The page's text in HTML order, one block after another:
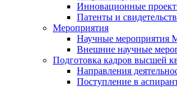
Инновационные
Патенты и
Мероприятия
Научные
Внешние научные
Подготовка кадров высшей
Направления
Поступление в